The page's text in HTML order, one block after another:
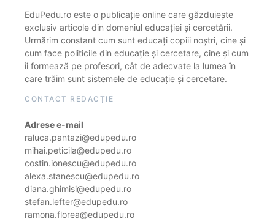
EduPedu.ro este o publicație online care găzduiește
exclusiv articole din domeniul educației și cercetării.
Urmărim constant cum sunt educați copiii noștri, cine și
cum face politicile din educație și cercetare, cine și cum
îi formează pe profesori, cât de adecvate la lumea în
care trăim sunt sistemele de educație și cercetare.
CONTACT REDACȚIE
Adrese e-mail
raluca.pantazi@edupedu.ro
mihai.peticila@edupedu.ro
costin.ionescu@edupedu.ro
alexa.stanescu@edupedu.ro
diana.ghimisi@edupedu.ro
stefan.lefter@edupedu.ro
ramona.florea@edupedu.ro